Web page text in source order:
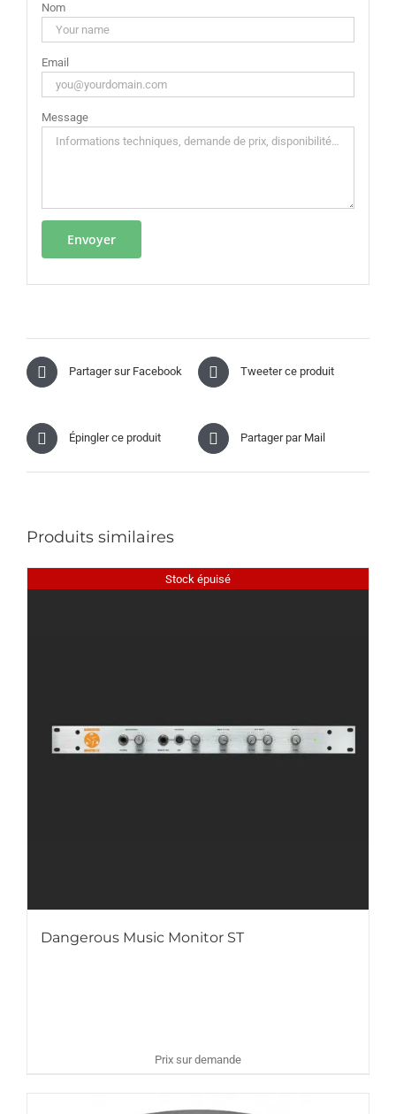
Nom
Email
Message
Partager sur Facebook Tweeter ce produit
Épingler ce produit Partager par Mail
Produits similaires
Stock épuisé
Dangerous Music Monitor ST
Prix sur demande